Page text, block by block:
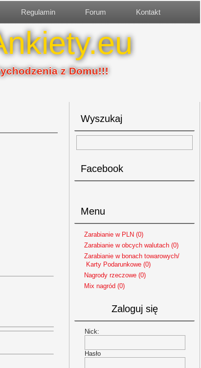
Regulamin Forum Kontakt
z Domu!!!
Wyszukaj
Facebook
Menu
Zarabianie w PLN (0)
Zarabianie w obcych walutach (0)
Zarabianie w bonach towarowych/
Karty Podarunkowe (0)
Nagrody rzeczowe (0)
Mix nagród (0)
Zaloguj się
Nick:
Hasło